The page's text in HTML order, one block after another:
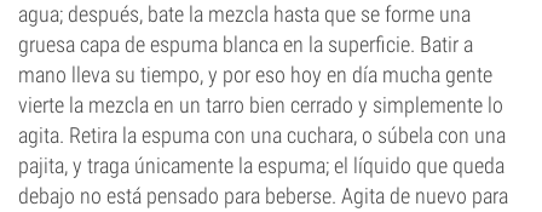
agua; después, bate la mezcla hasta que se forme una
gruesa capa de espuma blanca en la superficie. Batir a
mano lleva su tiempo, y por eso hoy en día mucha gente
vierte la mezcla en un tarro bien cerrado y simplemente lo
agita. Retira la espuma con una cuchara, o súbela con una
pajita, y traga únicamente la espuma; el líquido que queda
debajo no está pensado para beberse. Agita de nuevo para